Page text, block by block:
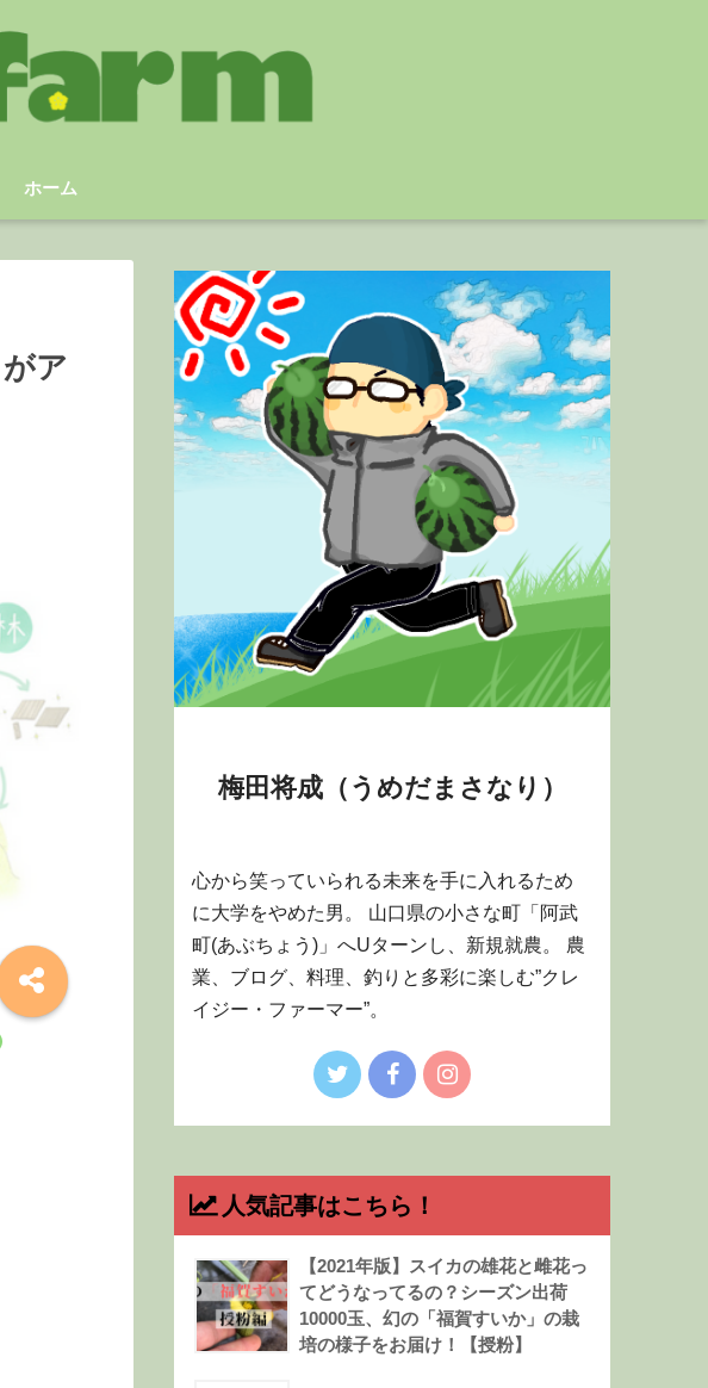
ホーム
ア
梅田将成（うめだまさなり）
心から笑っていられる未来を手に入れるため
に大学をやめた男。 山口県の小さな町「阿武
町(あぶちょう)」へUターンし、新規就農。 農
業、ブログ、料理、釣りと多彩に楽しむ”クレ
イジー・ファーマー”。
人気記事はこちら！
【2021年版】スイカの雄花と雌花っ
てどうなってるの？シーズン出荷
10000玉、幻の「福賀すいか」の栽
培の様子をお届け！【授粉】